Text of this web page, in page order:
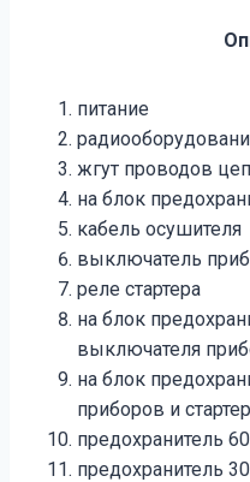
питание
жгут проводов
на блок
кабель осушителя
выключатель
реле стартера
на блок
выключателя
на блок
приборов и
предохранитель
предохранитель